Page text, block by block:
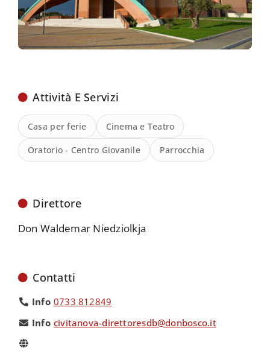
Attività E Servizi
Casa per ferie Cinema e Teatro
Oratorio - Centro Giovanile Parrocchia
Direttore
Don Waldemar Niedziolkja
Contatti
Info 0733 812849
Info civitanova-direttoresdb@donbosco.it